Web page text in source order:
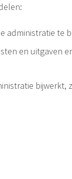
administratie te
en uitgaven
bijwerkt,